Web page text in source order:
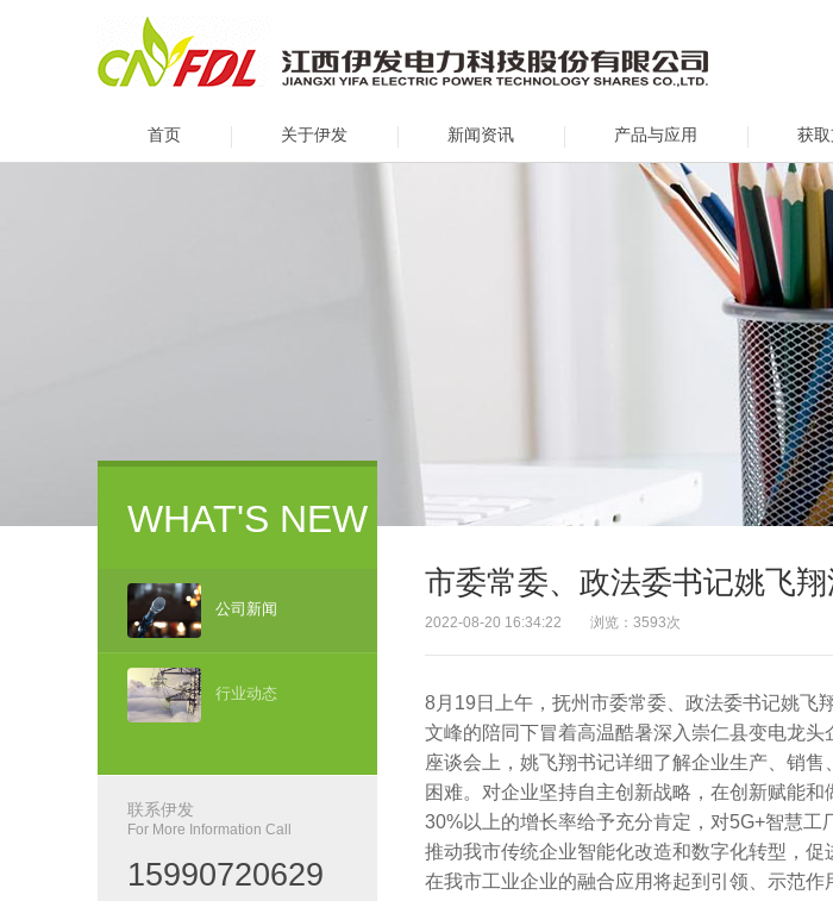
首页 关于伊发 新闻资讯 产品与应用 获
WHAT'S NEW
公司新闻
行业动态
联系伊发
For More Information Call
15990720629
市委常委、政法委书记姚飞
2022-08-20 16:34:22 浏览：3593次
8月19日上午，抚州市委常委、政法委书记姚飞
文峰的陪同下冒着高温酷暑深入崇仁县变电龙
座谈会上，姚飞翔书记详细了解企业生产、销
困难。对企业坚持自主创新战略，在创新赋能
30%以上的增长率给予充分肯定，对5G+智慧
推动我市传统企业智能化改造和数字化转型，
在我市工业企业的融合应用将起到引领、示范作